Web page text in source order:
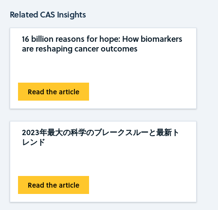
Related CAS Insights
16 billion reasons for hope: How biomarkers
are reshaping cancer outcomes
Read the article
2023年最大の科学のブレークスルーと最新ト
レンド
Read the article